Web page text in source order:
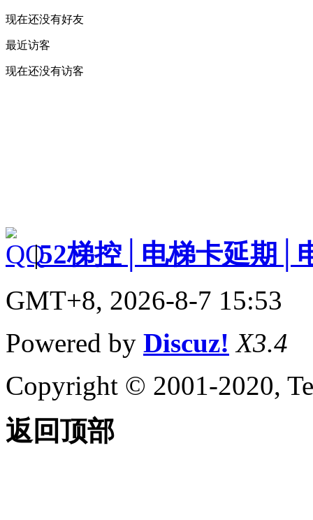
现在还没有好友
最近访客
现在还没有访客
|52梯控│电梯卡延期│
GMT+8, 2026-8-7 15:53
Powered by Discuz! X3.4
Copyright © 2001-2020,
返回顶部